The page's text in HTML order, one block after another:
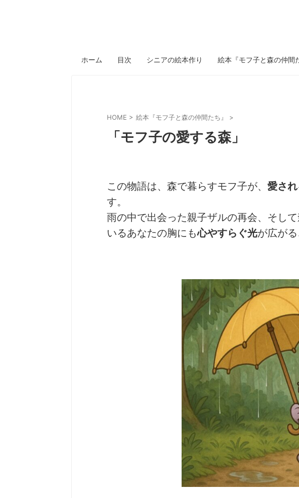
ホーム 目次 シニアの絵本作り 絵本『モフ子と森の仲間
HOME > 絵本『モフ子と森の仲間たち』 >
「モフ子の愛する森」
この物語は、森で暮らすモフ子が、 愛さ
す。
雨の中で出会った親子ザルの再会、そし
いるあなたの胸にも心やすらぐ光が広がる